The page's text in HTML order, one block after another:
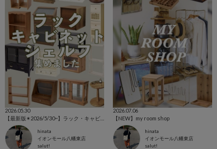
2026.05.30
hinata
イオンモール八幡東店
salut!
2026.07.06
【NEW】my room shop
hinata
イオンモール八幡東店
salut!